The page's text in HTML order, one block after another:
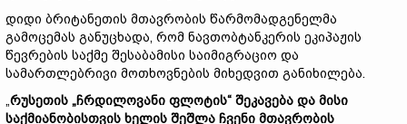
დიდი ბრიტანეთის მთავრობის წარმომადგენელმა
გამოცემას განუცხადა, რომ ნავთობტანკერის ეკიპაჟის
წევრების საქმე შესაბამისი საიმიგრაციო და
სამართლებრივი მოთხოვნების მიხედვით განიხილება.
„რუსეთის „ჩრდილოვანი ფლოტის“ შეკავება და მისი
საქმიანობისთვის ხელის შეშლა ჩვენი მთავრობის